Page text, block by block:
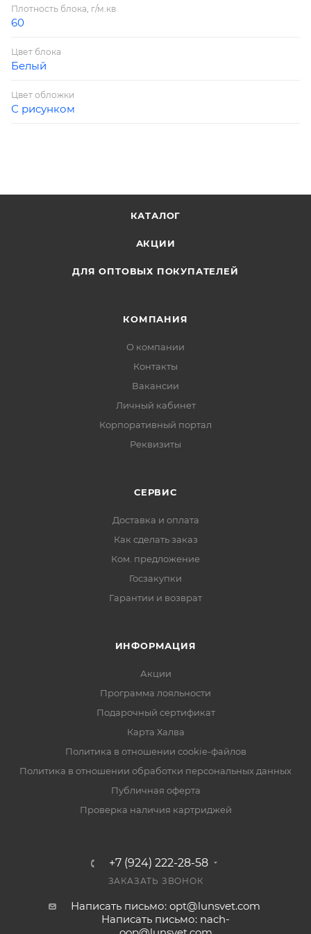
Плотность блока, г/м.кв
60
Цвет блока
Белый
Цвет обложки
С рисунком
КАТАЛОГ
АКЦИИ
ДЛЯ ОПТОВЫХ ПОКУПАТЕЛЕЙ
КОМПАНИЯ
О компании
Контакты
Вакансии
Личный кабинет
Корпоративный портал
Реквизиты
СЕРВИС
Доставка и оплата
Как сделать заказ
Ком. предложение
Госзакупки
Гарантии и возврат
ИНФОРМАЦИЯ
Акции
Программа лояльности
Подарочный сертификат
Карта Халва
Политика в отношении cookie-файлов
Политика в отношении обработки персональных данных
Публичная оферта
Проверка наличия картриджей
+7 (924) 222-28-58
ЗАКАЗАТЬ ЗВОНОК
Написать письмо: opt@lunsvet.com
Написать письмо: nach-